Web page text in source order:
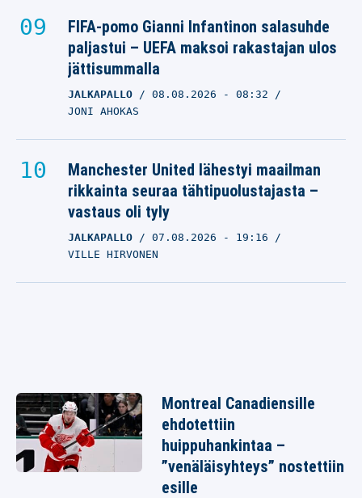
FIFA-pomo Gianni Infantinon salasuhde
paljastui – UEFA maksoi rakastajan ulos
jättisummalla
JALKAPALLO 08.08.2026 - 08:32
JONI AHOKAS
Manchester United lähestyi maailman
rikkainta seuraa tähtipuolustajasta –
vastaus oli tyly
JALKAPALLO 07.08.2026 - 19:16
VILLE HIRVONEN
Montreal Canadiensille
ehdotettiin
huippuhankintaa –
”venäläisyhteys” nostettiin
esille